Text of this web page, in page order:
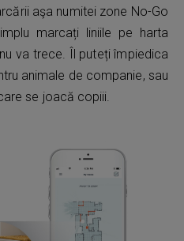
aşa numitei zone No-Go
marcați liniile pe harta
va trece. Îl puteți împiedica
animale de companie, sau
se joacă copiii.